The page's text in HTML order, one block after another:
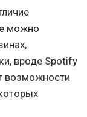
можно
вроде Spotify
возможности